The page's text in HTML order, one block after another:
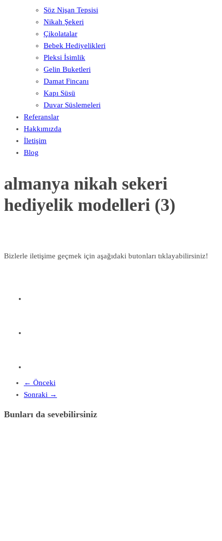
Söz Nişan Tepsisi
Nikah Şekeri
Çikolatalar
Bebek Hediyelikleri
Pleksi İsimlik
Gelin Buketleri
Damat Fincanı
Kapı Süsü
Duvar Süslemeleri
Referanslar
Hakkımızda
İletişim
Blog
almanya nikah sekeri
hediyelik modelleri (3)
Bizlerle iletişime geçmek için aşağıdaki butonları tıklayabilirsiniz!
← Önceki
Sonraki →
Bunları da sevebilirsiniz